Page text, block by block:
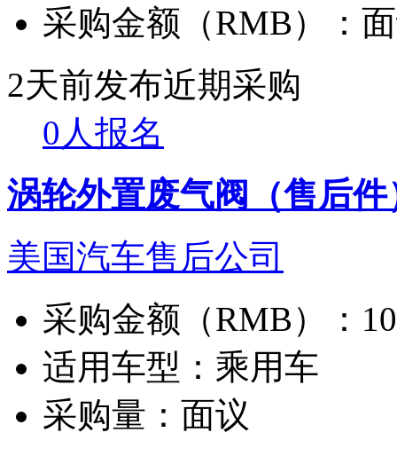
采购金额（RMB）：
2天前发布近期采购
0人报名
涡轮外置废气阀（售后件
美国汽车售后公司
采购金额（RMB）：
适用车型： 乘用车
采购量： 面议